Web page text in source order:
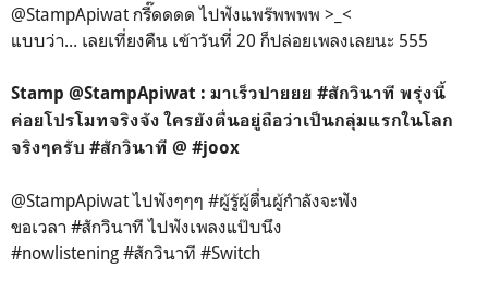
@StampApiwat กรี๊ดดดด ไปฟังแพร๊พพพพ >_<
แบบว่า... เลยเที่ยงคืน เข้าวันที่ 20 ก็ปล่อยเพลงเลยนะ 555
Stamp ‏@StampApiwat : มาเร็วปายยย #สักวินาที พรุ่งนี้
ค่อยโปรโมทจริงจัง ใครยังตื่นอยู่ถือว่าเป็นกลุ่มแรกในโลก
จริงๆครับ #สักวินาที @ #joox
@StampApiwat ไปฟังๆๆๆ #ผู้รู้ผู้ตื่นผู้กำลังจะฟัง
ขอเวลา #สักวินาที ไปฟังเพลงแป๊บนึง
#nowlistening #สักวินาที #Switch